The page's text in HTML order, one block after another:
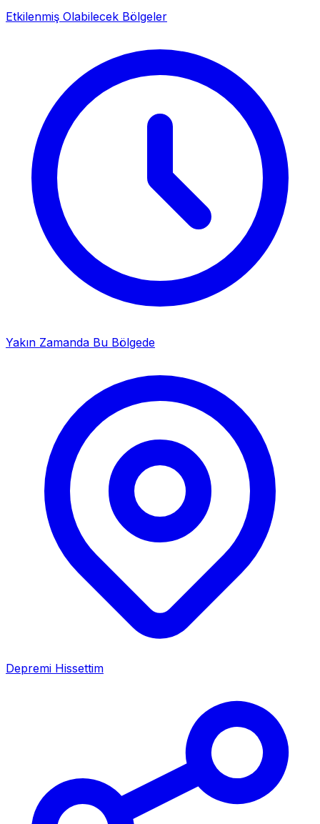
Etkilenmiş Olabilecek Bölgeler
Yakın Zamanda Bu Bölgede
Depremi Hissettim